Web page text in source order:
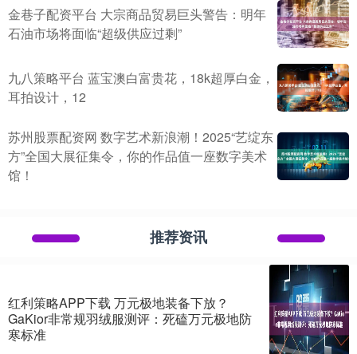
金巷子配资平台 大宗商品贸易巨头警告：明年
石油市场将面临“超级供应过剩”
九八策略平台 蓝宝澳白富贵花，18k超厚白金，
耳拍设计，12
苏州股票配资网 数字艺术新浪潮！2025“艺绽东
方”全国大展征集令，你的作品值一座数字美术
馆！
推荐资讯
红利策略APP下载 万元极地装备下放？
GaKior非常规羽绒服测评：死磕万元极地防
寒标准